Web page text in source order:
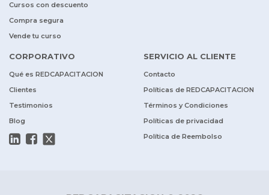
Cursos con descuento
Compra segura
Vende tu curso
CORPORATIVO
Qué es REDCAPACITACION
Clientes
Testimonios
Blog
SERVICIO AL CLIENTE
Contacto
Políticas de REDCAPACITACION
Términos y Condiciones
Políticas de privacidad
Política de Reembolso